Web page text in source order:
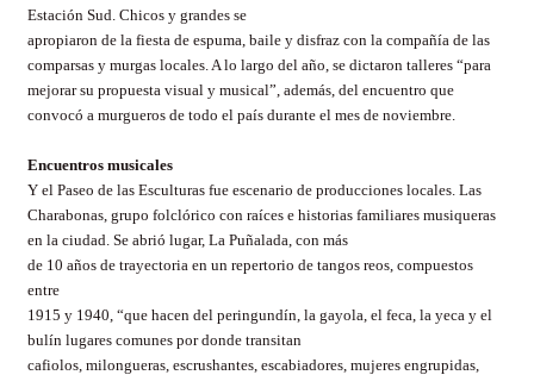
Estación Sud. Chicos y grandes se
apropiaron de la fiesta de espuma, baile y disfraz con la compañía de las
comparsas y murgas locales. A lo largo del año, se dictaron talleres “para
mejorar su propuesta visual y musical”, además, del encuentro que
convocó a murgueros de todo el país durante el mes de noviembre.
Encuentros musicales
Y el Paseo de las Esculturas fue escenario de producciones locales. Las
Charabonas, grupo folclórico con raíces e historias familiares musiqueras
en la ciudad. Se abrió lugar, La Puñalada, con más
de 10 años de trayectoria en un repertorio de tangos reos, compuestos
entre
1915 y 1940, “que hacen del peringundín, la gayola, el feca, la yeca y el
bulín lugares comunes por donde transitan
cafiolos, milongueras, escrushantes, escabiadores, mujeres engrupidas,